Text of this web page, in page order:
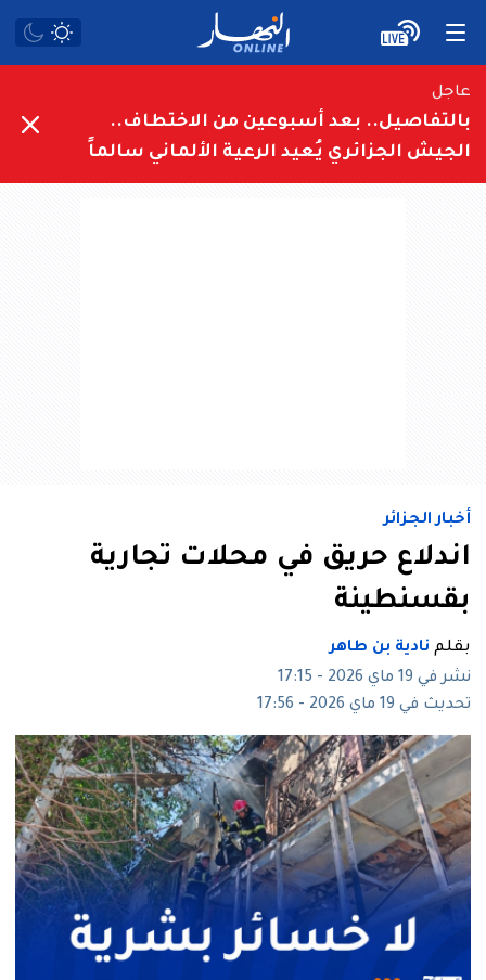
عاجل
بالتفاصيل.. بعد أسبوعين من الاختطاف..
الجيش الجزائري يُعيد الرعية الألماني سالماً
أخبار الجزائر
اندلاع حريق في محلات تجارية
بقسنطينة
بقلم نادية بن طاهر
نشر في 19 ماي 2026 - 17:15
تحديث في 19 ماي 2026 - 17:56